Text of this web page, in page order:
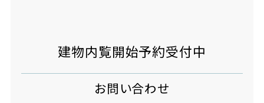
建物内覧開始予約受付中
お問い合わせ